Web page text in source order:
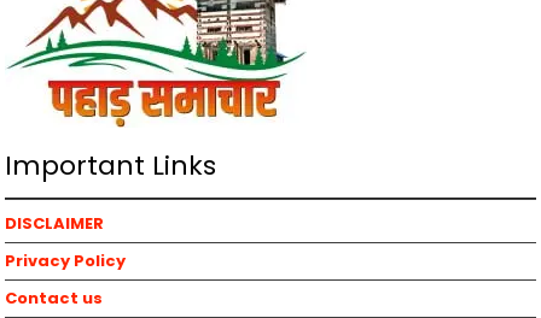
Important Links
DISCLAIMER
Privacy Policy
Contact us